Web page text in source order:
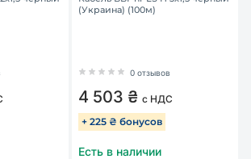
(Украина) (100м)
0 отзывов
4 503 ₴ с НДС
+ 225 ₴ бонусов
Есть в наличии